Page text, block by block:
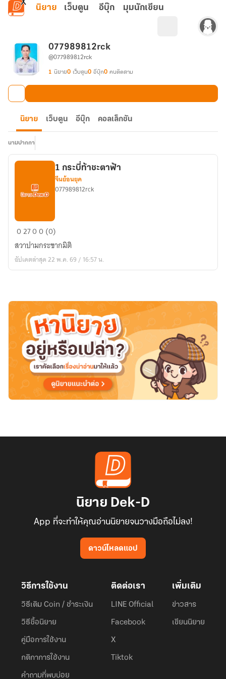
ข้ามไปยังเนื้อหาหลัก
นิยาย เว็บตูน อีบุ๊ก มุมนักเขียน
077989812rck
@077989812rck
1 นิยาย0 เว็บตูน0 อีบุ๊ก0 คนติดตาม
นิยาย เว็บตูน อีบุ๊ก คอลเล็กชัน
นามปากกา
1
กระบี่
ท้า
ชะตา
1 กระบี่ท้าชะตาฟ้า
จีนย้อนยุค
077989812rck
02700 (0)
สวาปามกระชากมิติ
อัปเดตล่าสุด 22 พ.ค. 69 / 16:57 น.
นิยาย Dek-D
App ที่จะทำให้คุณอ่านนิยายจนวางมือถือไม่ลง!
ดาวน์โหลดแอป
วิธีการใช้งาน
วิธีเติม Coin / ชำระเงิน
วิธีซื้อนิยาย
คู่มือการใช้งาน
กติกาการใช้งาน
คำถามที่พบบ่อย
ติดต่อเรา
LINE Official
Facebook
X
Tiktok
เพิ่มเติม
ข่าวสาร
เขียนนิยาย